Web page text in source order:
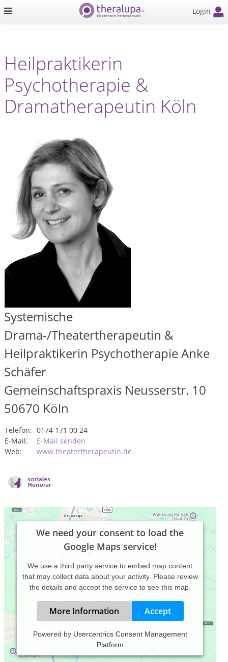
Login
Heilpraktikerin
Psychotherapie &
Dramatherapeutin Köln
Systemische
Drama-/Theatertherapeutin &
Heilpraktikerin Psychotherapie Anke
Schäfer
Gemeinschaftspraxis Neusserstr. 10
50670 Köln
Telefon: 0174 171 00 24
E-Mail:
E-Mail senden
Web:
www.theatertherapeutin.de
We need your consent to load the
Google Maps service!
We use a third party service to embed map content
that may collect data about your activity. Please review
the details and accept the service to see this map.
More Information Accept
Powered by Usercentrics Consent Management
Platform
Die Drama- oder auch Theatertherapie ist eine handlung- und
körpersorientierte, künstlerische Therapie, bei der neben dem